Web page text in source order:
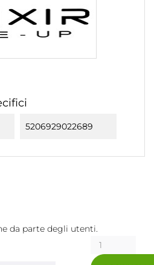
5206929022689
da parte degli utenti.